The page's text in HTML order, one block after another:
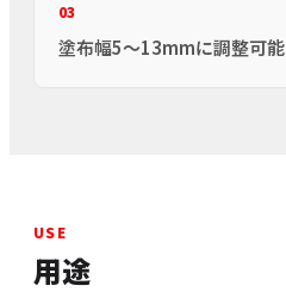
03
塗布幅5〜13mmに調整可能
USE
用途